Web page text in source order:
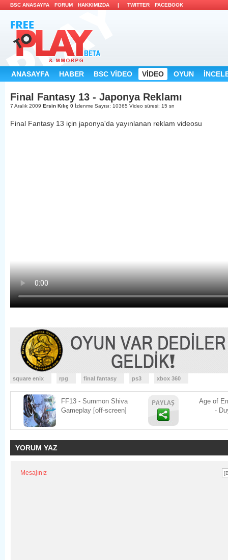
BSC ANASAYFA FORUM HAKKIMIZDA | TWITTER FACEBOOK
ANASAYFA HABER BSC VİDEO VİDEO OYUN
Final Fantasy 13 - Japonya Reklamı
7 Aralık 2009 Ersin Kılıç 0 İzlenme Sayısı: 10365 Video süresi: 15 sn
Final Fantasy 13 için japonya'da yayınlanan reklam videosu
square enix rpg final fantasy ps3 xbox 360
FF13 - Summon Shiva
Gameplay [off-screen]
Age of
-
YORUM YAZ
Mesajınız